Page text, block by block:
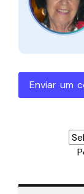
Enviar um